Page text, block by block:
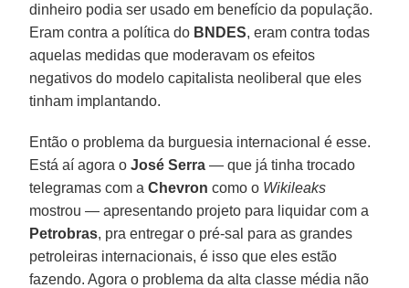
dinheiro podia ser usado em benefício da população.
Eram contra a política do BNDES, eram contra todas
aquelas medidas que moderavam os efeitos
negativos do modelo capitalista neoliberal que eles
tinham implantando.
Então o problema da burguesia internacional é esse.
Está aí agora oJosé Serra — que já tinha trocado
telegramas com aChevron como o Wikileaks
mostrou — apresentando projeto para liquidar com a
Petrobras, pra entregar o pré-sal para as grandes
petroleiras internacionais, é isso que eles estão
fazendo. Agora o problema da alta classe média não